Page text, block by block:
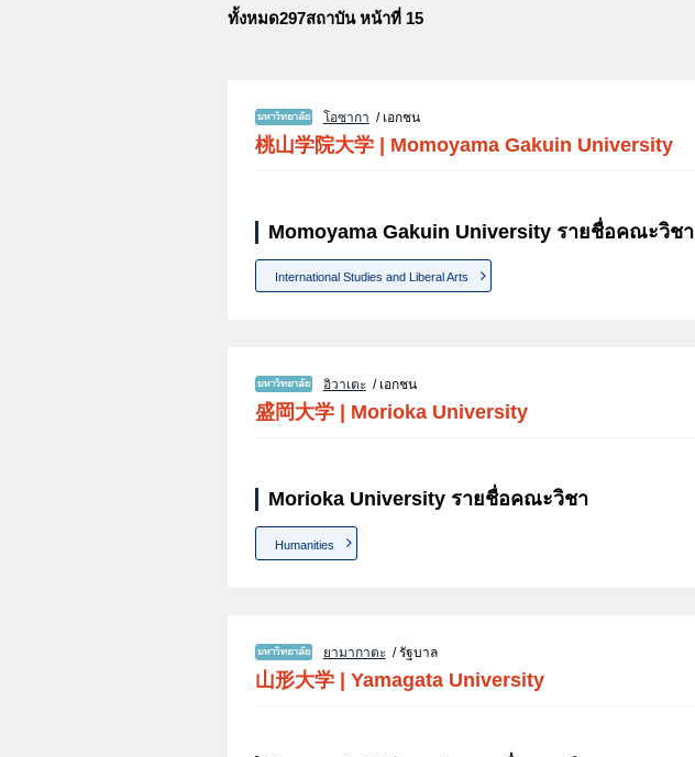
ทั้งหมด297สถาบัน หน้าที่ 15
โอซากา / เอกชน
桃山学院大学 Momoyama Gakuin University
Momoyama Gakuin University รายชื่อคณะวิชา
International Studies and Liberal Arts
อิวาเตะ/ เอกชน
盛岡大学 Morioka University
Morioka University รายชื่อคณะวิชา
Humanities
ยามากาตะ/ รัฐบาล
山形大学 | Yamagata University